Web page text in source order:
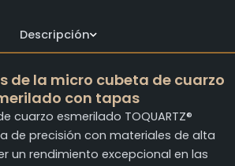
Descripción
de la micro cubeta de cuarzo
con tapas
cuarzo esmerilado TOQUARTZ®
de precisión con materiales de alta
un rendimiento excepcional en las